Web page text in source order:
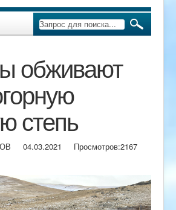
обживают
степь
04.03.2021 Просмотров:2167